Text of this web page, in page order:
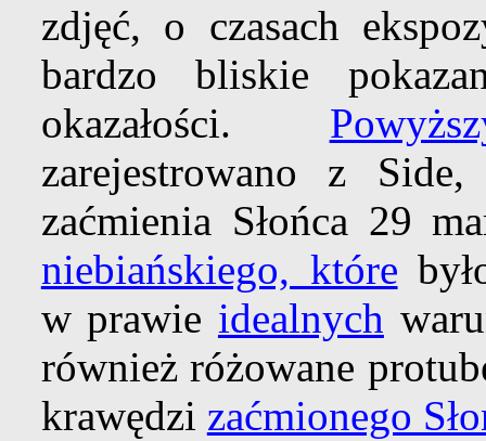
zdjęć, o czasach
bardzo bliskie
okazałości.
zarejestrowano z
zaćmienia Słońca 29
niebiańskiego, które
w prawie idealnych
również różowane
krawędzi zaćmionego